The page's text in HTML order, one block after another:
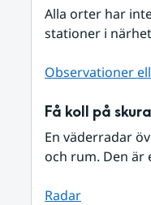
Alla orter har
stationer i
Observationer
Få koll på
En väderradar
och rum. Den är
Radar